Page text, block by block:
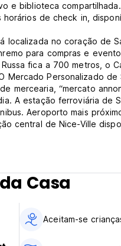
e biblioteca
de check in,
localizada no coração de
para compras e
fica a 700 metros, o
Mercado Personalizado
mercearia, “mercato
A estação ferroviária de
Aeroporto mais
central de Nice-Ville
de cabelo, sabonetes,
às 11h00.
das 11:00.
Casa
Aceitam-se